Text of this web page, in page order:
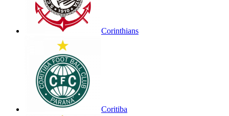
Corinthians
Coritiba